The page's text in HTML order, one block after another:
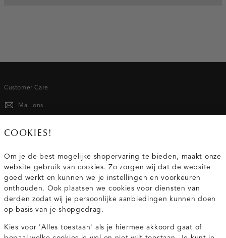
Customer Care
Mail ons
Service
Wij zijn Costes
Topcategorieën voor jou
COOKIES!
Om je de best mogelijke shopervaring te bieden, maakt onze
website gebruik van cookies. Zo zorgen wij dat de website
goed werkt en kunnen we je instellingen en voorkeuren
onthouden. Ook plaatsen we cookies voor diensten van
derden zodat wij je persoonlijke aanbiedingen kunnen doen
op basis van je shopgedrag.
Kies voor 'Alles toestaan' als je hiermee akkoord gaat of